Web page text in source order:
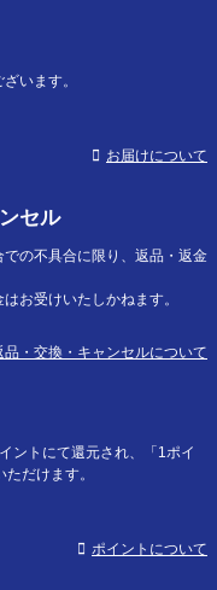
います。
お届けについて
セル
の不具合に限り、返品・返金
お受けいたしかねます。
品・交換・キャンセルについて
ントにて還元され、「1ポイ
だけます。
ポイントについて